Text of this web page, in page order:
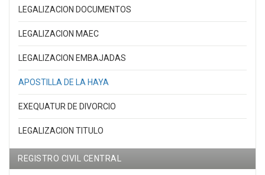
LEGALIZACION DOCUMENTOS
LEGALIZACION MAEC
LEGALIZACION EMBAJADAS
APOSTILLA DE LA HAYA
EXEQUATUR DE DIVORCIO
LEGALIZACION TITULO
REGISTRO CIVIL CENTRAL